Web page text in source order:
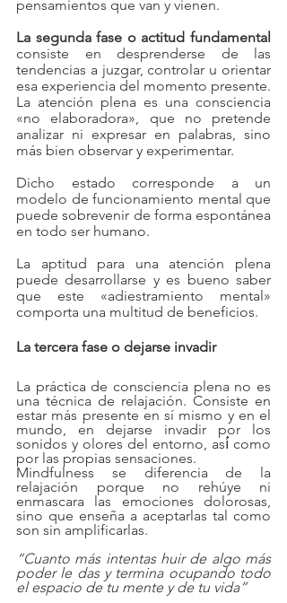
pensamientos que van y vienen.
La segunda fase o actitud fundamental
consiste en desprenderse de las
tendencias a juzgar, controlar u orientar
esa experiencia del momento presente.
La atención plena es una consciencia
«no elaboradora», que no pretende
analizar ni expresar en palabras, sino
más bien observar y experimentar.
Dicho estado corresponde a un
modelo de funcionamiento mental que
puede sobrevenir de forma espontánea
en todo ser humano.
La aptitud para una atención plena
puede desarrollarse y es bueno saber
que este «adiestramiento mental»
comporta una multitud de beneficios.
La tercera fase o dejarse invadir
La práctica de consciencia plena no es
una técnica de relajación. Consiste en
estar más presente en sí mismo y en el
mundo, en dejarse invadir por los
sonidos y olores del entorno, así́ como
por las propias sensaciones.
Mindfulness se diferencia de la
relajación porque no rehúye ni
enmascara las emociones dolorosas,
sino que enseña a aceptarlas tal como
son sin amplificarlas.
“Cuanto más intentas huir de algo más
poder le das y termina ocupando todo
el espacio de tu mente y de tu vida”